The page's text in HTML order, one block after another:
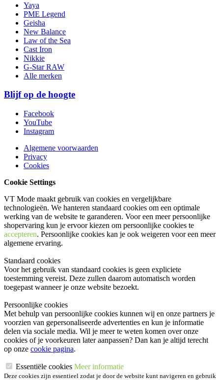
Yaya
PME Legend
Geisha
New Balance
Law of the Sea
Cast Iron
Nikkie
G-Star RAW
Alle merken
Blijf op de hoogte
Facebook
YouTube
Instagram
Algemene voorwaarden
Privacy
Cookies
Cookie Settings
VT Mode maakt gebruik van cookies en vergelijkbare
technologieën. We hanteren standaard cookies om een optimale
werking van de website te garanderen. Voor een meer persoonlijke
shopervaring kun je ervoor kiezen om persoonlijke cookies te
accepteren. Persoonlijke cookies kan je ook weigeren voor een meer
algemene ervaring.
Standaard cookies
Voor het gebruik van standaard cookies is geen expliciete
toestemming vereist. Deze zullen daarom automatisch worden
toegepast wanneer je onze website bezoekt.
Persoonlijke cookies
Met behulp van persoonlijke cookies kunnen wij en onze partners je
voorzien van gepersonaliseerde advertenties en kun je informatie
delen via sociale media. Wil je meer te weten komen over onze
cookies of je voorkeuren later aanpassen? Dan kan je altijd terecht
op onze cookie pagina.
Essentiële cookies Meer informatie
Deze cookies zijn essentieel zodat je door de website kunt navigeren en gebruik